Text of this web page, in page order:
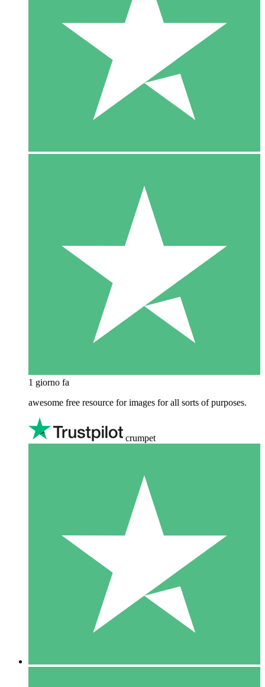
1 giorno fa
awesome free resource for images for all sorts of purposes.
crumpet